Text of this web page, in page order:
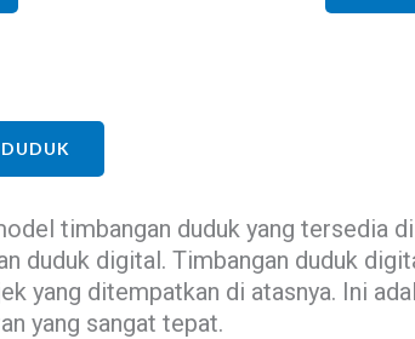
timbangan duduk yang tersedia di
duduk digital. Timbangan duduk
yang ditempatkan di atasnya. Ini
yang sangat tepat.